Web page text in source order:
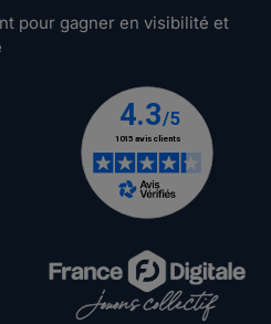
pour gagner en visibilité et